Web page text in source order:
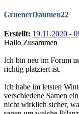
GruenerDaumen22
Erstellt: 19.11.2020 -
Hallo Zusammen
Ich bin neu im Forum
richtig platziert ist.
Ich habe im letsten
verschiedene Samen
nicht wirklich sicher,